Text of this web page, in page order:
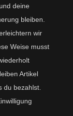
deine
bleiben.
wir
Weise musst
Artikel
du bezahlst.